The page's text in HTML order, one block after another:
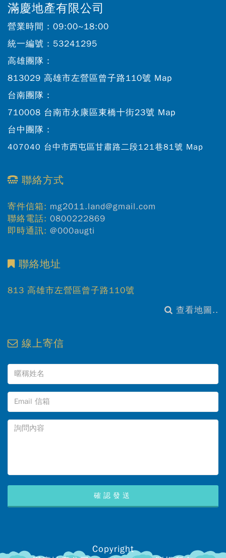
滿慶地產有限公司
營業時間： 09:00~18:00
統一編號： 53241295
高雄團隊：
813029 高雄市左營區曾子路110號 Map
台南團隊：
710008 台南市永康區東橋十街23號 Map
台中團隊：
407040 台中市西屯區甘肅路二段121巷81號 Map
聯絡方式
寄件信箱: mg2011.land@gmail.com
聯絡電話: 0800222869
即時通訊: @000augti
聯絡地址
813 高雄市左營區曾子路110號
查看地圖..
線上寄信
Copyright